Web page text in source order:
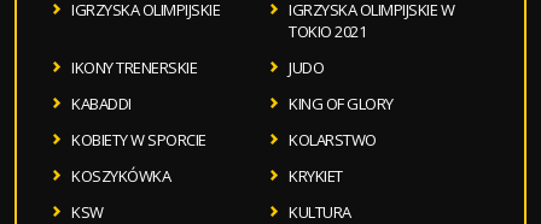
IGRZYSKA OLIMPIJSKIE
IGRZYSKA OLIMPIJSKIE W
TOKIO 2021
IKONY TRENERSKIE
JUDO
KABADDI
KING OF GLORY
KOBIETY W SPORCIE
KOLARSTWO
KOSZYKÓWKA
KRYKIET
KSW
KULTURA